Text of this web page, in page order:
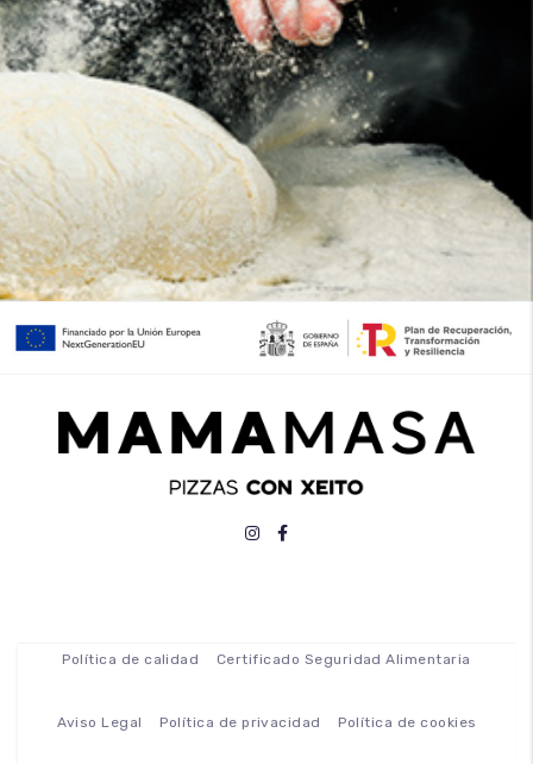
Política de calidad Certificado Seguridad Alimentaria
Aviso Legal Política de privacidad Política de cookies